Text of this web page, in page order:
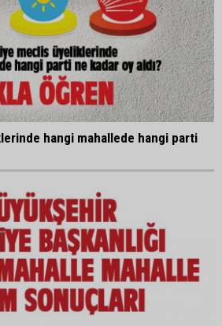
hangi mahallede hangi parti